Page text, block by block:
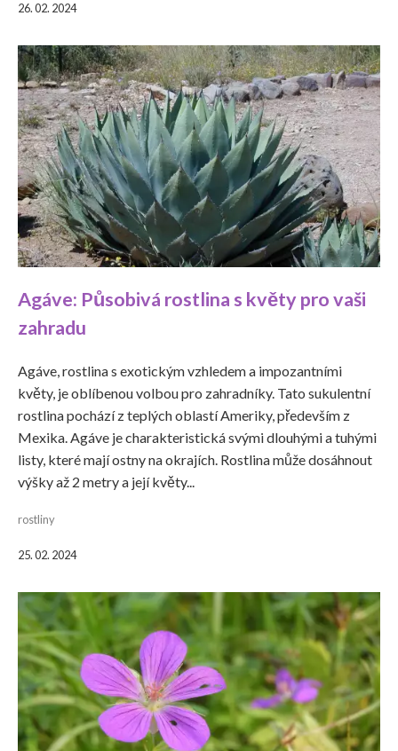
26. 02. 2024
Agáve: Působivá rostlina s květy pro vaši
zahradu
Agáve, rostlina s exotickým vzhledem a impozantními
květy, je oblíbenou volbou pro zahradníky. Tato sukulentní
rostlina pochází z teplých oblastí Ameriky, především z
Mexika. Agáve je charakteristická svými dlouhými a tuhými
listy, které mají ostny na okrajích. Rostlina může dosáhnout
výšky až 2 metry a její květy...
rostliny
25. 02. 2024